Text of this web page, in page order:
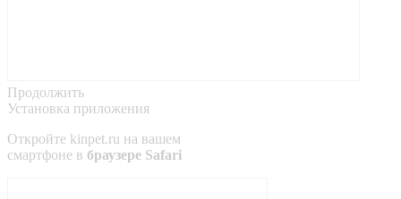
Продолжить
Установка приложения
Откройте kinpet.ru на вашем
смартфоне в браузере Safari